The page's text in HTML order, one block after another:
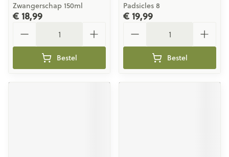
Zwangerschap 150ml
€ 18,99
Bestel
Padsicles 8
€ 19,99
Bestel